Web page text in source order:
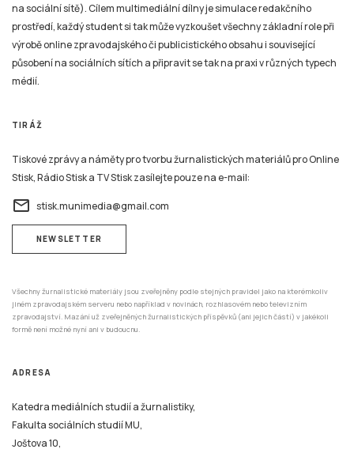
na sociální sítě). Cílem multimediální dílny je simulace redakčního
prostředí, každý student si tak může vyzkoušet všechny základní role při
výrobě online zpravodajského či publicistického obsahu i související
působení na sociálních sítích a připravit se tak na praxi v různých typech
médií.
TIRÁŽ
Tiskové zprávy a náměty pro tvorbu žurnalistických materiálů pro Online
Stisk, Rádio Stisk a TV Stisk zasílejte pouze na e-mail:
email stisk.munimedia@gmail.com
NEWSLETTER
Všechny žurnalistické materiály jsou zveřejněny podle stejných pravidel jako na kterémkoliv
jiném zpravodajském serveru nebo například v novinách, rozhlasovém nebo televizním
zpravodajství. Mazání už zveřejněných žurnalistických příspěvků (ani jejich částí) v jakékoli
formě není možné nyní ani v budoucnu.
ADRESA
Katedra mediálních studií a žurnalistiky,
Fakulta sociálních studií MU,
Joštova 10,